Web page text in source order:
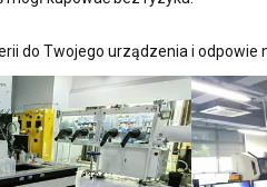
do Twojego urządzenia i odpowie